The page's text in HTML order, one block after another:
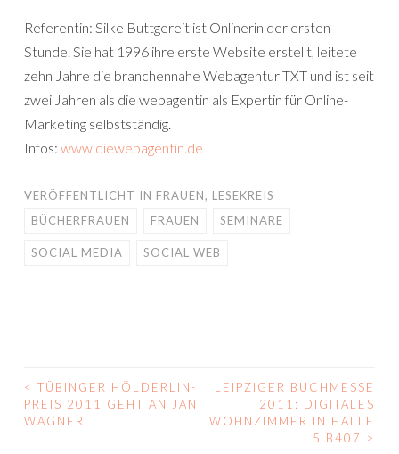
Referentin: Silke Buttgereit ist Onlinerin der ersten
Stunde. Sie hat 1996 ihre erste Website erstellt, leitete
zehn Jahre die branchennahe Webagentur TXT und ist seit
zwei Jahren als die webagentin als Expertin für Online-
Marketing selbstständig.
Infos: www.diewebagentin.de
VERÖFFENTLICHT IN FRAUEN, LESEKREIS
BÜCHERFRAUEN
FRAUEN SEMINARE
SOCIAL MEDIA SOCIAL WEB
BEITRAGS-
NAVIGATION
< TÜBINGER HÖLDERLIN-
PREIS 2011 GEHT AN JAN
WAGNER
LEIPZIGER BUCHMESSE
2011: DIGITALES
WOHNZIMMER IN HALLE
5 B407
>